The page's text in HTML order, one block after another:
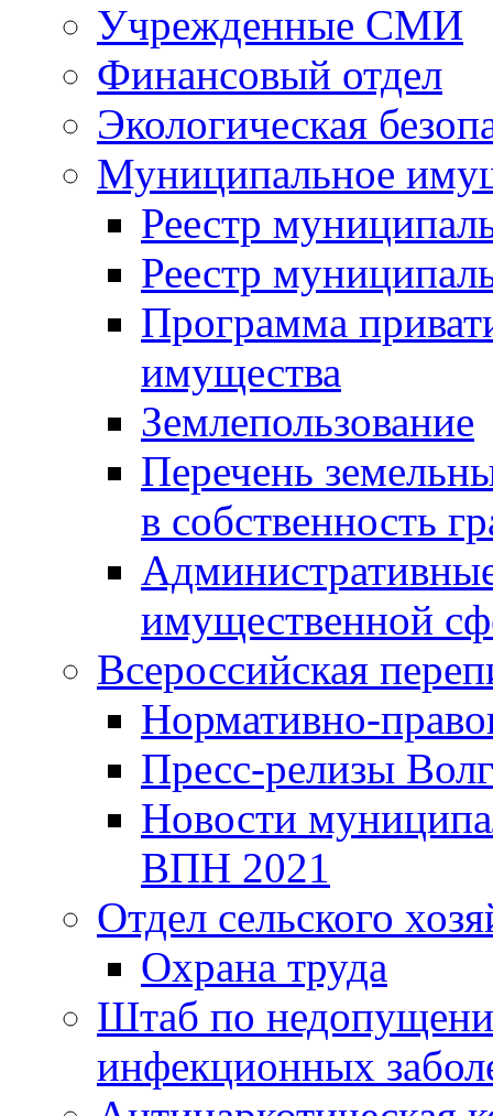
Учрежденные СМИ
Финансовый отдел
Экологическая
Муниципальное
Реестр
Реестр
Программа
имущества
Землепользование
Перечень
в собственность
имущественной
Всероссийская
Нормативно-
Пресс-релизы
Новости
ВПН 2021
Отдел сельского
Охрана труда
Штаб по
инфекционных